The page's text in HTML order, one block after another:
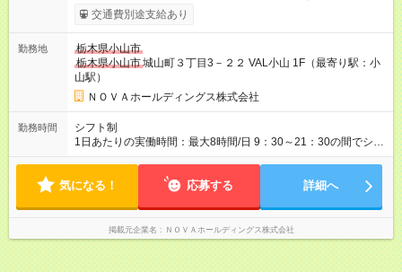
みます。※超過分は全額支給いたします。 みなし残業代 30,000
円／月 みなし残業時間 15時間／月 ★頑張りが収入に直結！イン
ど、成果に応じて年2回インセンティブを支給します。一般職の
社員が、半期で20～30万円のインセンティブを手にした実績
も。頑張りが目に見える形で収入に還元されるため、高いモチ
ベーションで仕事に取り組めます。 ★毎月チャンスあり！スピ
ーディな昇格。 ―――――――――――― 年1回の査定に加
え、毎月、現場の管理職が優秀な人材を役員に推薦する制度が
あります。実力が認められれば、年度の途中でも昇格。実際、
アアップするケースも珍しくありません。 【試用期間】試用期
間あり 試用期間の長さ：1ヶ月 ※ 雇用形態と給与に、本採用時
と異なる部分があります。 雇用形態：インターンシップ 給与：
時給 1,400円以上 ※月途中での入社の場合、その月の月末までは
インターンとして勤務になります。
交通費別途支給あり
勤務地
栃木県小山市
栃木県小山市城山町３丁目3－２２ VAL小山 1F（最寄り駅：小
山駅）
ＮＯＶＡホールディングス株式会社
勤務時間
シフト制
1日あたりの実働時間：最大8時間/日 9：30～21：30の間でシフ
ト制 ［ シフト例 ］ ・平日⇒12：30-21：30 ・土日祝⇒10：00-
―――――――――――― 一校舎を一人で担当する場合も多い
て、明日に備えよう」など、調整しやすい環境です。
気になる！ 応募する 詳細へ
掲載元企業名 ＮＯＶＡホールディングス株式会社